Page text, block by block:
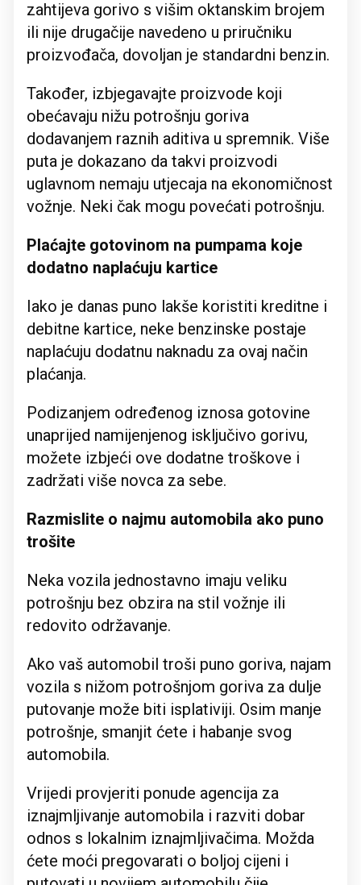
zahtijeva gorivo s višim oktanskim brojem
ili nije drugačije navedeno u priručniku
proizvođača, dovoljan je standardni benzin.
Također, izbjegavajte proizvode koji
obećavaju nižu potrošnju goriva
dodavanjem raznih aditiva u spremnik. Više
puta je dokazano da takvi proizvodi
uglavnom nemaju utjecaja na ekonomičnost
vožnje. Neki čak mogu povećati potrošnju.
Plaćajte gotovinom na pumpama koje
dodatno naplaćuju kartice
Iako je danas puno lakše koristiti kreditne i
debitne kartice, neke benzinske postaje
naplaćuju dodatnu naknadu za ovaj način
plaćanja.
Podizanjem određenog iznosa gotovine
unaprijed namijenjenog isključivo gorivu,
možete izbjeći ove dodatne troškove i
zadržati više novca za sebe.
Razmislite o najmu automobila ako puno
trošite
Neka vozila jednostavno imaju veliku
potrošnju bez obzira na stil vožnje ili
redovito održavanje.
Ako vaš automobil troši puno goriva, najam
vozila s nižom potrošnjom goriva za dulje
putovanje može biti isplativiji. Osim manje
potrošnje, smanjit ćete i habanje svog
automobila.
Vrijedi provjeriti ponude agencija za
iznajmljivanje automobila i razviti dobar
odnos s lokalnim iznajmljivačima. Možda
ćete moći pregovarati o boljoj cijeni i